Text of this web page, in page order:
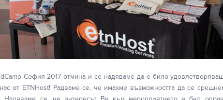
София 2017 отмина и се надяваме да е било
от ETNHost! Радваме се, че имахме възможността да се